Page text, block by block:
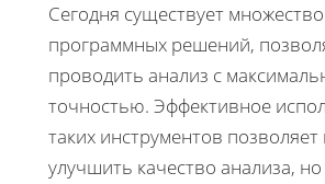
Сегодня существует множество
программных решений,
проводить анализ с
точностью. Эффективное
таких инструментов позволяет
улучшить качество анализа,